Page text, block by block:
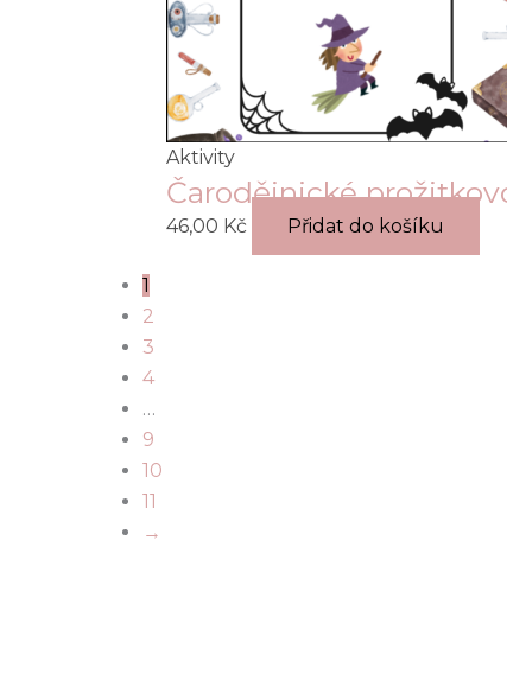
Aktivity
Čarodějnické
46,00 Kč Přidat do košíku
1
2
3
4
…
9
10
11
→